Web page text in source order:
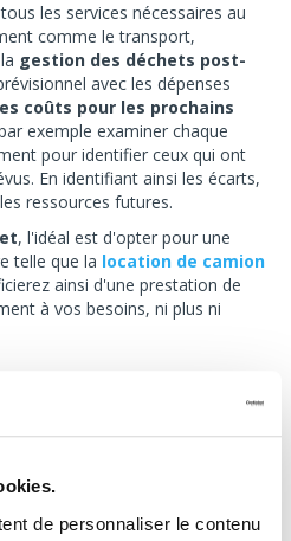
de personnaliser le contenu
les services nécessaires au
comme le transport,
gestion des déchets post-
avec les dépenses
coûts pour les prochains
exemple examiner chaque
pour identifier ceux qui ont
En identifiant ainsi les écarts,
ressources futures.
, l'idéal est d'opter pour une
telle que la location de camion
ainsi d'une prestation de
à vos besoins, ni plus ni
des services
doivent apporter une
meilleure allocation des